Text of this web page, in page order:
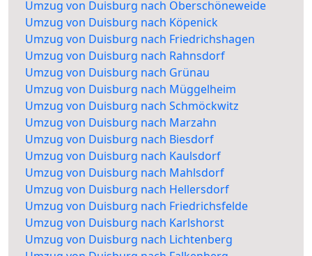
Umzug von Duisburg nach Oberschöneweide
Umzug von Duisburg nach Köpenick
Umzug von Duisburg nach Friedrichshagen
Umzug von Duisburg nach Rahnsdorf
Umzug von Duisburg nach Grünau
Umzug von Duisburg nach Müggelheim
Umzug von Duisburg nach Schmöckwitz
Umzug von Duisburg nach Marzahn
Umzug von Duisburg nach Biesdorf
Umzug von Duisburg nach Kaulsdorf
Umzug von Duisburg nach Mahlsdorf
Umzug von Duisburg nach Hellersdorf
Umzug von Duisburg nach Friedrichsfelde
Umzug von Duisburg nach Karlshorst
Umzug von Duisburg nach Lichtenberg